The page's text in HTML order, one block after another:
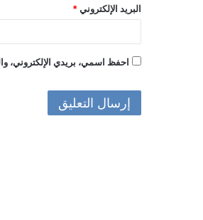
البريد الإلكتروني *
احفظ اسمي، بريدي الإلكتروني،